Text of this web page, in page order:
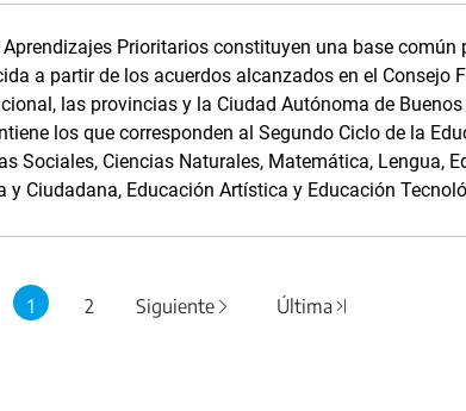
Prioritarios constituyen una base común
a partir de los acuerdos alcanzados en el Consejo
las provincias y la Ciudad Autónoma de
los que corresponden al Segundo Ciclo de la
Sociales, Ciencias Naturales, Matemática, Lengua,
y Ciudadana, Educación Artística y Educación
1 2 Siguiente Última